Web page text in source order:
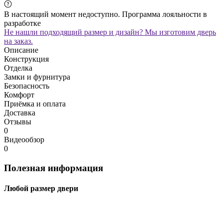
В настоящий момент недоступно. Программа лояльности в
разработке
Не нашли подходящий размер и дизайн? Мы изготовим дверь
на заказ.
Описание
Конструкция
Отделка
Замки и фурнитура
Безопасность
Комфорт
Приёмка и оплата
Доставка
Отзывы
0
Видеообзор
0
Полезная информация
Любой размер двери